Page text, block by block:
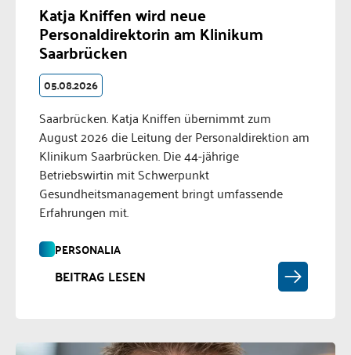
Katja Kniffen wird neue
Personaldirektorin am Klinikum
Saarbrücken
05.08.2026
Saarbrücken. Katja Kniffen übernimmt zum
August 2026 die Leitung der Personaldirektion am
Klinikum Saarbrücken. Die 44-jährige
Betriebswirtin mit Schwerpunkt
Gesundheitsmanagement bringt umfassende
Erfahrungen mit.
PERSONALIA
BEITRAG LESEN